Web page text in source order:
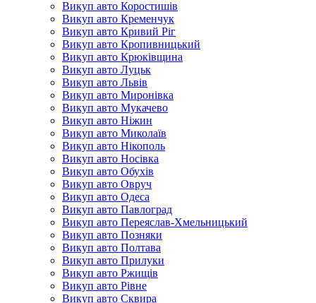
Викуп авто Коростишів
Викуп авто Кременчук
Викуп авто Кривий Ріг
Викуп авто Кропивницький
Викуп авто Крюківщина
Викуп авто Луцьк
Викуп авто Львів
Викуп авто Миронівка
Викуп авто Мукачево
Викуп авто Ніжин
Викуп авто Миколаїв
Викуп авто Нікополь
Викуп авто Носівка
Викуп авто Обухів
Викуп авто Овруч
Викуп авто Одеса
Викуп авто Павлоград
Викуп авто Переяслав-Хмельницький
Викуп авто Позняки
Викуп авто Полтава
Викуп авто Прилуки
Викуп авто Ржищів
Викуп авто Рівне
Викуп авто Сквира